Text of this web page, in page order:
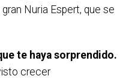
Nuria Espert, que se
te haya sorprendido.
crecer